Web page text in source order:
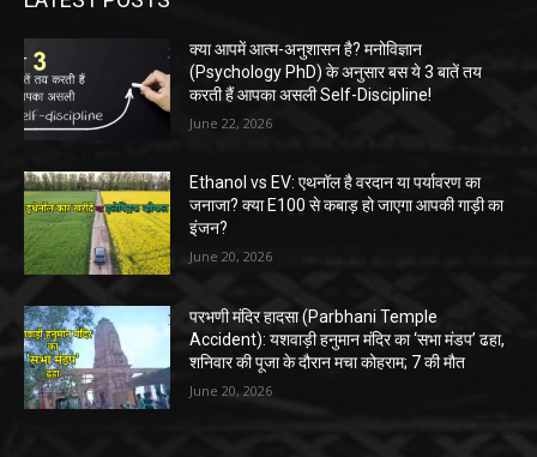
क्या आपमें आत्म-अनुशासन है? मनोविज्ञान
(Psychology PhD) के अनुसार बस ये 3 बातें तय
करती हैं आपका असली Self-Discipline!
June 22, 2026
Ethanol vs EV: एथनॉल है वरदान या पर्यावरण का
जनाजा? क्या E100 से कबाड़ हो जाएगा आपकी गाड़ी का
इंजन?
June 20, 2026
परभणी मंदिर हादसा (Parbhani Temple
Accident): यशवाड़ी हनुमान मंदिर का ‘सभा मंडप’ ढहा,
शनिवार की पूजा के दौरान मचा कोहराम; 7 की मौत
June 20, 2026